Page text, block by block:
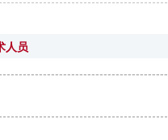
人员